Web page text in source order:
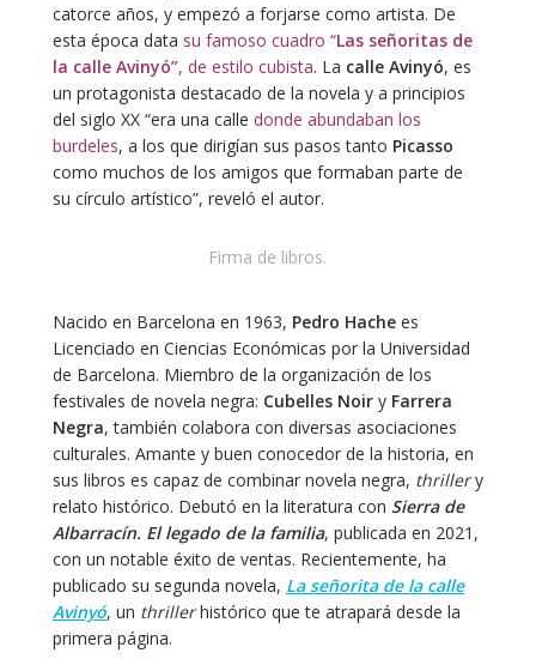
catorce años, y empezó a forjarse como artista. De
esta época data su famoso cuadro “Las señoritas de
la calle Avinyó”, de estilo cubista. La calle Avinyó, es
un protagonista destacado de la novela y a principios
del siglo XX “era una calle donde abundaban los
burdeles, a los que dirigían sus pasos tanto Picasso
como muchos de los amigos que formaban parte de
su círculo artístico”, reveló el autor.
Firma de libros.
Nacido en Barcelona en 1963, Pedro Hachees
Licenciado en Ciencias Económicas por la Universidad
de Barcelona. Miembro de la organización de los
festivales de novela negra: Cubelles Noiry Farrera
Negra, también colabora con diversas asociaciones
culturales. Amante y buen conocedor de la historia, en
sus libros es capaz de combinar novela negra, thrillery
relato histórico. Debutó en la literatura con Sierra de
Albarracín. El legado de la familia, publicada en 2021,
con un notable éxito de ventas. Recientemente, ha
publicado su segunda novela, La señorita de la calle
Avinyó, un thrillerhistórico que te atrapará desde la
primera página.